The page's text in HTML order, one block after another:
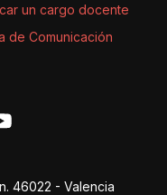
un cargo docente
de Comunicación
46022 - Valencia